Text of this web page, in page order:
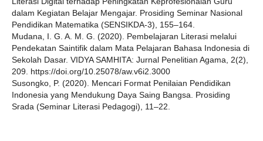
dalam Kegiatan Belajar Mengajar. Prosiding Seminar Nasional
Pendidikan Matematika (SENSIKDA-3), 155–164.
Mudana, I. G. A. M. G. (2020). Pembelajaran Literasi melalui
Pendekatan Saintifik dalam Mata Pelajaran Bahasa Indonesia di
Sekolah Dasar. VIDYA SAMHITA: Jurnal Penelitian Agama, 2(2),
209. https://doi.org/10.25078/aw.v6i2.3000
Susongko, P. (2020). Mencari Format Penilaian Pendidikan
Indonesia yang Mendukung Daya Saing Bangsa. Prosiding
Srada (Seminar Literasi Pedagogi), 11–22.